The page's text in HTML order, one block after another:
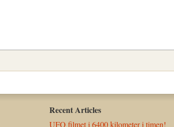
Recent Articles
UFO filmet i 6400 kilometer i timen!